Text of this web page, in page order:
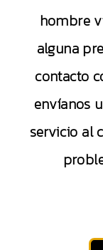
hombre
alguna
contacto
envíanos
servicio al